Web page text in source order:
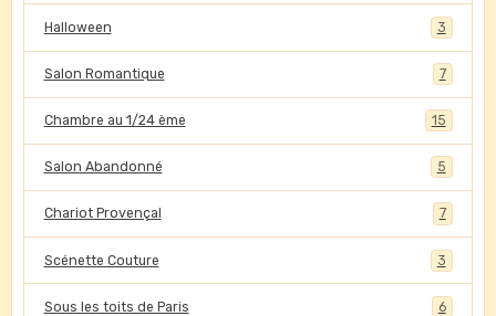
Halloween 3
Salon Romantique 7
Chambre au 1/24 ème 15
Salon Abandonné 5
Chariot Provençal 7
Scénette Couture 3
Sous les toits de Paris 6